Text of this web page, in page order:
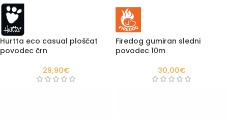
Hurtta eco casual ploščat
povodec črn
29,90€
Firedog gumiran sledni
povodec 10m
30,00€